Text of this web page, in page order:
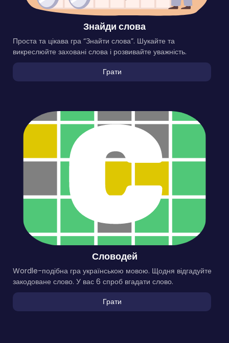
Знайди слова
Проста та цікава гра “Знайти слова”. Шукайте та
викреслюйте заховані слова і розвивайте уважність.
Грати
Словодей
Wordle-подібна гра українською мовою. Щодня відгадуйте
закодоване слово. У вас 6 спроб вгадати слово.
Грати